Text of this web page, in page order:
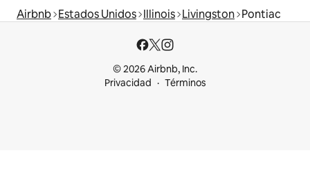
Airbnb Estados Unidos Illinois Livingston Pontiac
© 2026 Airbnb, Inc.
Privacidad
Términos